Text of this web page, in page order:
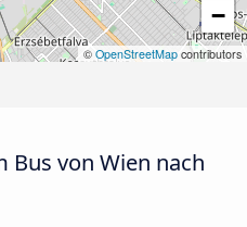
−
© OpenStreetMap contributors
Bus von Wien nach